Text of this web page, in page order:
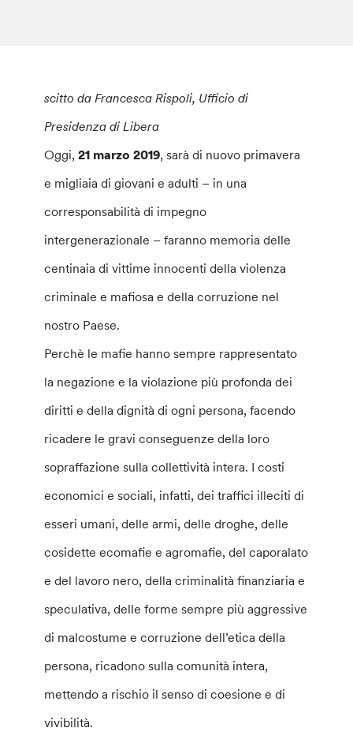
scitto da Francesca Rispoli, Ufficio di
Presidenza di Libera
Oggi,21 marzo 2019, sarà di nuovo primavera
e migliaia di giovani e adulti – in una
corresponsabilità di impegno
intergenerazionale – faranno memoria delle
centinaia di vittime innocenti della violenza
criminale e mafiosa e della corruzione nel
nostro Paese.
Perchè le mafie hanno sempre rappresentato
la negazione e la violazione più profonda dei
diritti e della dignità di ogni persona, facendo
ricadere le gravi conseguenze della loro
sopraffazione sulla collettività intera. I costi
economici e sociali, infatti, dei traffici illeciti di
esseri umani, delle armi, delle droghe, delle
cosidette ecomafie e agromafie, del caporalato
e del lavoro nero, della criminalità finanziaria e
speculativa, delle forme sempre più aggressive
di malcostume e corruzione dell’etica della
persona, ricadono sulla comunità intera,
mettendo a rischio il senso di coesione e di
vivibilità.